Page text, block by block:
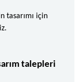
tasarımı için
talepleri